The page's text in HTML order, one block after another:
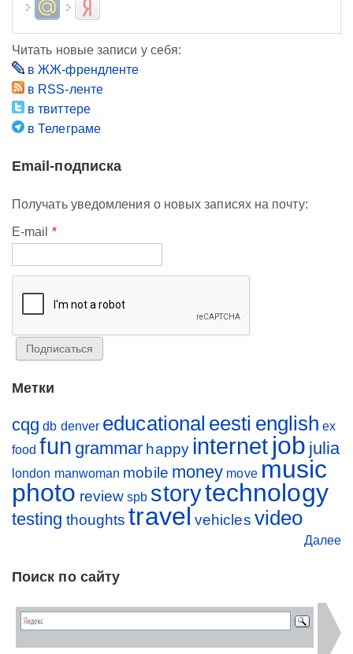
Login with Mail.ruLogin with Яндекс
Читать новые записи у себя:
в ЖЖ-френдленте
в RSS-ленте
в твиттере
в Телеграме
Email-подписка
Получать уведомления о новых записях на почту:
E-mail *
Метки
cqg db denver educational eesti english ex
food fun grammar happy internet job julia
london manwoman mobile money move music
photo review spb storytechnology
testing thoughts travel vehicles video
Далее
Поиск по сайту